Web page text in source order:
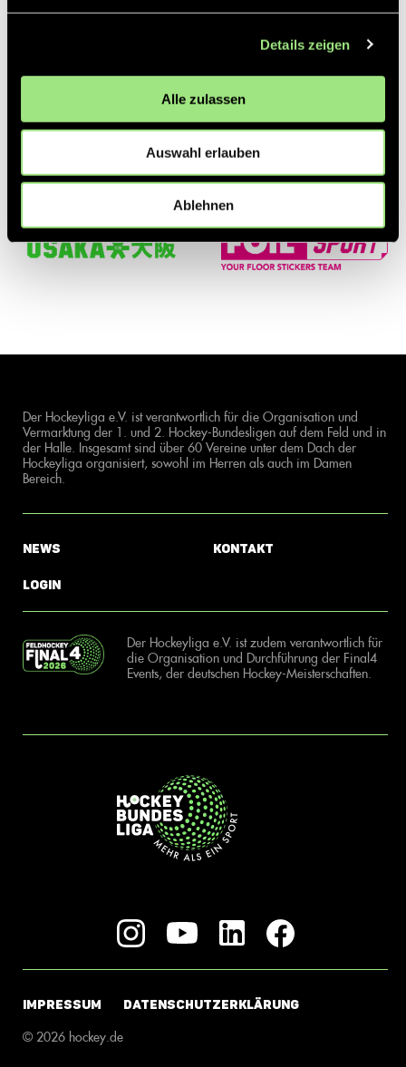
Details zeigen
Alle zulassen
Auswahl erlauben
Ablehnen
Der Hockeyliga e.V. ist verantwortlich für die Organisation und
Vermarktung der 1. und 2. Hockey-Bundesligen auf dem Feld und in
der Halle. Insgesamt sind über 60 Vereine unter dem Dach der
Hockeyliga organisiert, sowohl im Herren als auch im Damen
Bereich.
News
Login
Kontakt
Der Hockeyliga e.V. ist zudem verantwortlich für
die Organisation und Durchführung der Final4
Events, der deutschen Hockey-Meisterschaften.
IMPRESSUM DATENSCHUTZERKLÄRUNG
© 2026 hockey.de